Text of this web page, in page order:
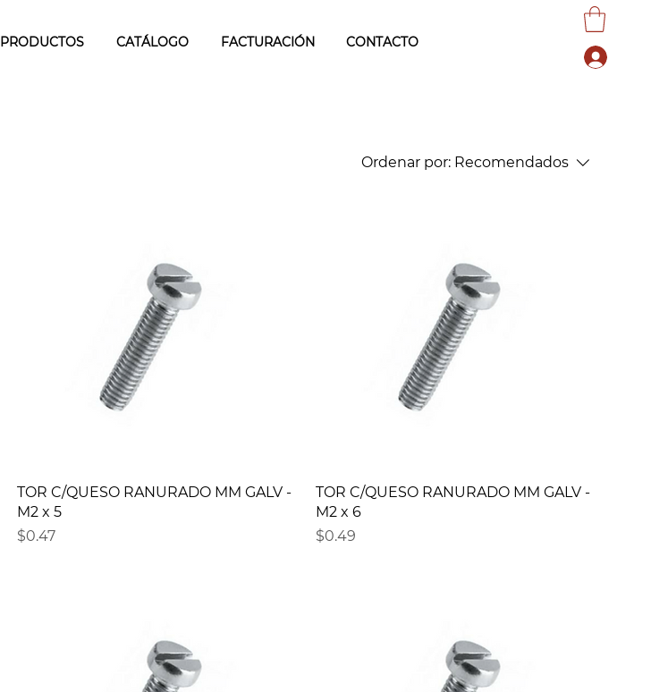
PRODUCTOS CATÁLOGO FACTURACIÓN CONTACTO
Ordenar por: Recomendados
TOR C/QUESO RANURADO MM GALV -
M2 x 5
Precio
$0.47
TOR C/QUESO RANURADO MM GALV -
M2 x 6
Precio
$0.49